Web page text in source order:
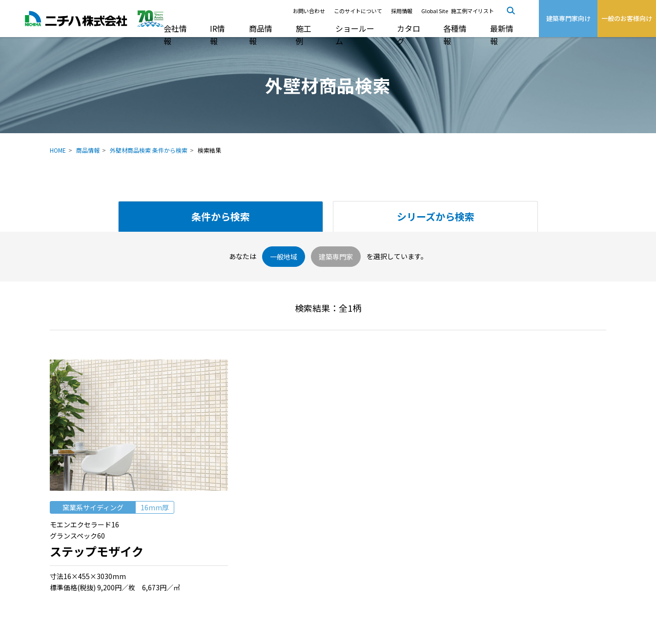
お問い合わせ このサイトについて 採用情報 Global Site 施工例マイリスト
会社情
報
IR情
報
商品情
報
施工
例
ショールー
ム
カタロ
グ
各種情
報
最新情
報
建築専門家向け 一般のお客様向け
外壁材商品検索
HOME 商品情報 外壁材商品検索 条件から検索 検索結果
条件から検索 シリーズから検索
あなたは 一般地域 建築専門家 を選択しています。
検索結果：全1柄
窯業系サイディング
16mm厚
モエンエクセラード16
グランスペック60
ステップモザイク
⼨法16×455×3030mm
標準価格(税抜) 9,200円／枚 6,673円／㎡